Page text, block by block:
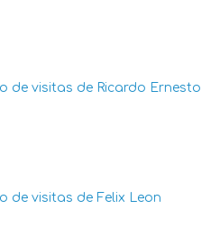
de visitas de Ricardo Ernesto
de visitas de Felix Leon